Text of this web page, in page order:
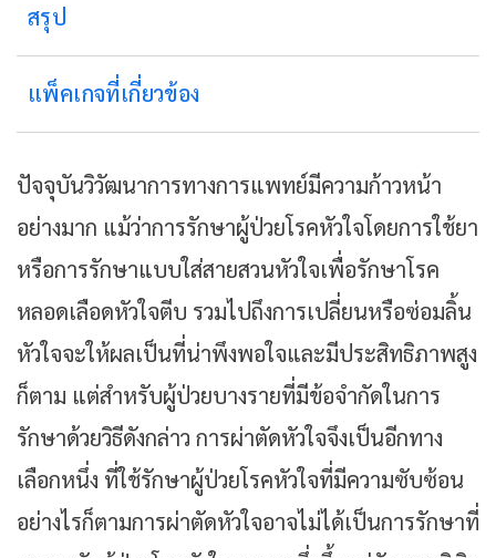
ปัจจุบันวิวัฒนาการทางการแพทย์มีความก้าวหน้า
อย่างมาก แม้ว่าการรักษาผู้ป่วยโรคหัวใจโดยการใช้ยา
หรือการรักษาแบบใส่สายสวนหัวใจเพื่อรักษาโรค
หลอดเลือดหัวใจตีบ รวมไปถึงการเปลี่ยนหรือซ่อมลิ้น
หัวใจจะให้ผลเป็นที่น่าพึงพอใจและมีประสิทธิภาพสูง
ก็ตาม แต่สำหรับผู้ป่วยบางรายที่มีข้อจำกัดในการ
รักษาด้วยวิธีดังกล่าว การผ่าตัดหัวใจจึงเป็นอีกทาง
เลือกหนึ่ง ที่ใช้รักษาผู้ป่วยโรคหัวใจที่มีความซับซ้อน
อย่างไรก็ตามการผ่าตัดหัวใจอาจไม่ได้เป็นการรักษาที่
สรุป
แพ็คเกจที่เกี่ยวข้อง